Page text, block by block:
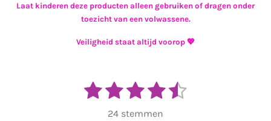
Laat kinderen deze producten alleen gebruiken of dragen onder
toezicht van een volwassene.
Veiligheid staat altijd voorop 💖
1
2
s
3
s
4
s
5
24 stemmen